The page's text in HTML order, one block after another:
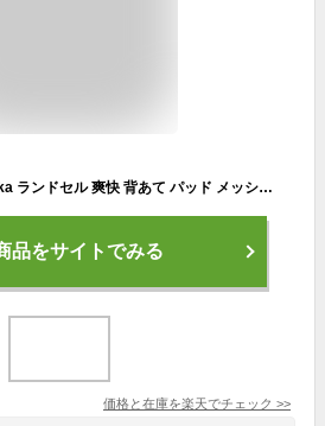
【送料無料】 デビカ debika ランドセル 爽快 背あて パッド メッシュ マジックテープ 水洗い 洗える 蒸れ ムレ 蒸れない 涼しい 湿気 汗 汗取り 夏 小学生 小学校 通学 入学式 入学準備品 入学祝い お祝い ギフト 子供 男の子 女の子 143016 143017
品をサイトでみる
価格と在庫を楽天でチェック >>